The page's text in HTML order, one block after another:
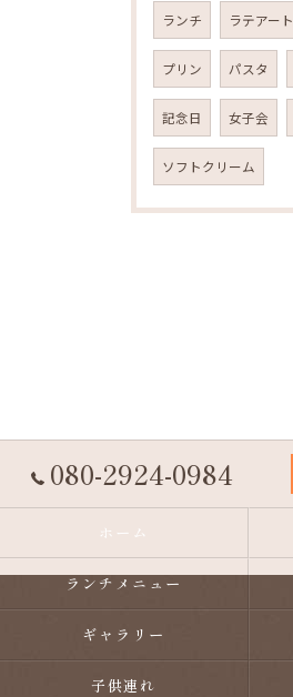
ランチ ラテアート
プリン パスタ
記念日 女子会
ソフトクリーム
080-2924-0984
ホーム
ランチメニュー
ギャラリー
子供連れ